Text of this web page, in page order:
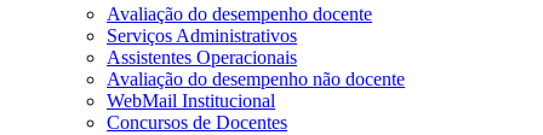
Avaliação do desempenho docente
Serviços Administrativos
Assistentes Operacionais
Avaliação do desempenho não docente
WebMail Institucional
Concursos de Docentes